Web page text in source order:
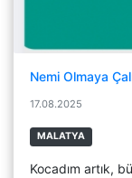
Nemi Olmaya
17.08.2025
MALATYA
Kocadım artık,